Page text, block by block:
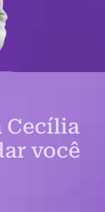
Cecília
você